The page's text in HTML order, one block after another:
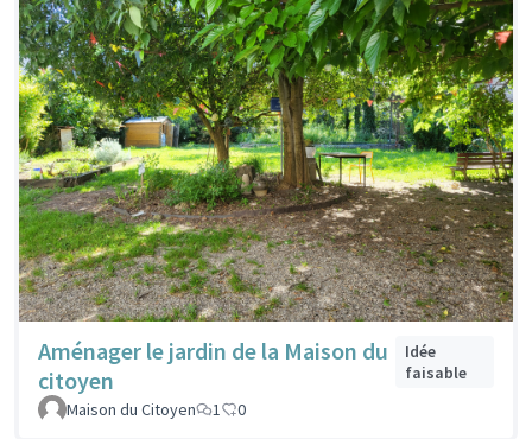
Aménager le jardin de la Maison du
citoyen
Idée
faisable
Maison du Citoyen
1 0